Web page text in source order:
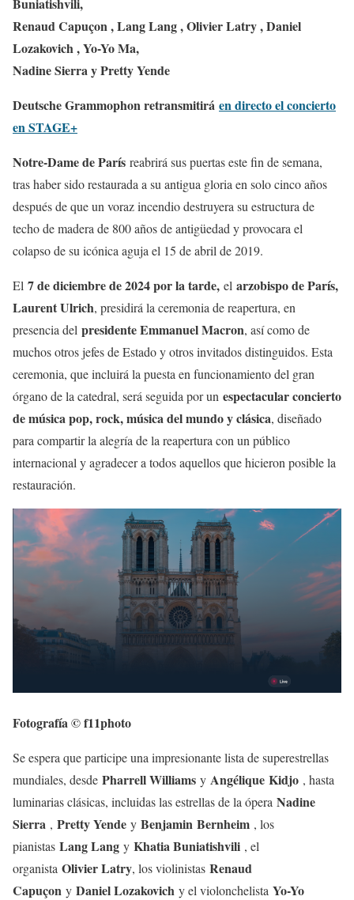
Buniatishvili,
Renaud Capuçon , Lang Lang , Olivier Latry , Daniel
Lozakovich , Yo-Yo Ma,
Nadine Sierra y Pretty Yende
Deutsche Grammophon retransmitirá en directo el concierto
en STAGE+
Notre-Dame de París reabrirá sus puertas este fin de semana,
tras haber sido restaurada a su antigua gloria en solo cinco años
después de que un voraz incendio destruyera su estructura de
techo de madera de 800 años de antigüedad y provocara el
colapso de su icónica aguja el 15 de abril de 2019.
El 7 de diciembre de 2024 por la tarde, el arzobispo de París,
Laurent Ulrich, presidirá la ceremonia de reapertura, en
presencia del presidente Emmanuel Macron, así como de
muchos otros jefes de Estado y otros invitados distinguidos. Esta
ceremonia, que incluirá la puesta en funcionamiento del gran
órgano de la catedral, será seguida por un espectacular concierto
de música pop, rock, música del mundo y clásica, diseñado
para compartir la alegría de la reapertura con un público
internacional y agradecer a todos aquellos que hicieron posible la
restauración.
Fotografía © f11photo
Se espera que participe una impresionante lista de superestrellas
mundiales, desde Pharrell Williams y Angélique Kidjo , hasta
luminarias clásicas, incluidas las estrellas de la ópera Nadine
Sierra , Pretty Yende y Benjamin Bernheim , los
pianistas Lang Lang y Khatia Buniatishvili , el
organista Olivier Latry, los violinistas Renaud
Capuçon y Daniel Lozakovich y el violonchelista Yo-Yo